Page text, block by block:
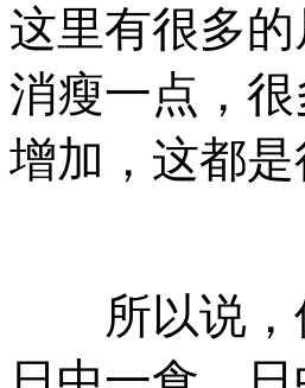
这里有很多
消瘦一点，
增加，这都是
所以说，佛